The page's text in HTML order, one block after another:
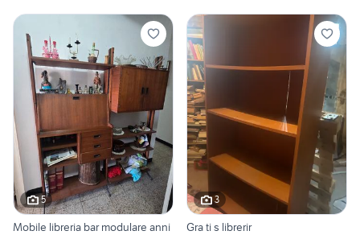
5
Mobile libreria bar modulare anni
3
Gra ti s librerir